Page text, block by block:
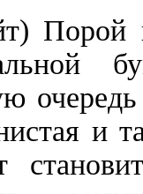
Порой
и